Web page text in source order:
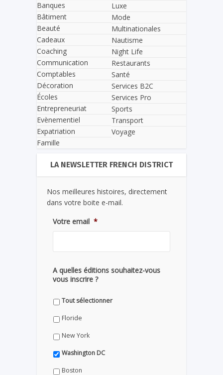
Banques
Bâtiment
Beauté
Cadeaux
Coaching
Communication
Comptables
Décoration
Écoles
Entrepreneuriat
Evènementiel
Expatriation
Famille
Luxe
Mode
Multinationales
Nautisme
Night Life
Restaurants
Santé
Services B2C
Services Pro
Sports
Transport
Voyage
LA NEWSLETTER FRENCH DISTRICT
Nos meilleures histoires, directement
dans votre boite e-mail.
Votre email *
A quelles éditions souhaitez-vous
vous inscrire ?
Tout sélectionner
Floride
New York
Washington DC
Boston